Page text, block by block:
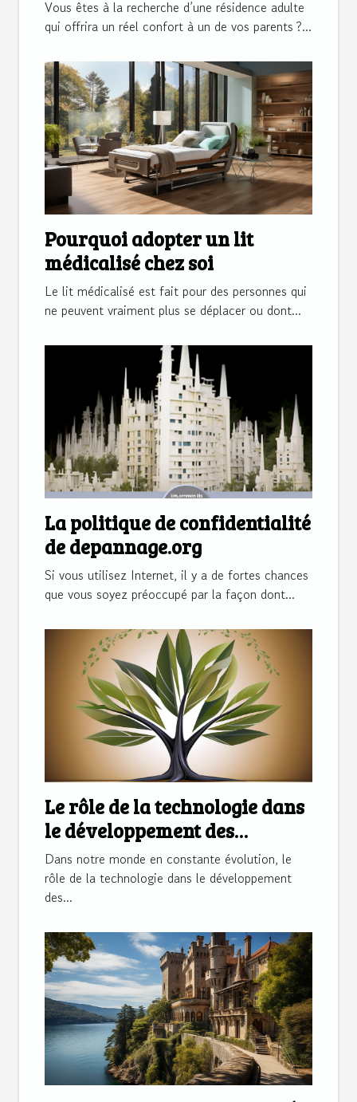
Vous êtes à la recherche d’une résidence adulte
qui offrira un réel confort à un de vos parents ?...
Pourquoi adopter un lit
médicalisé chez soi
Le lit médicalisé est fait pour des personnes qui
ne peuvent vraiment plus se déplacer ou dont...
La politique de confidentialité
de depannage.org
Si vous utilisez Internet, il y a de fortes chances
que vous soyez préoccupé par la façon dont...
Le rôle de la technologie dans
le développement des
machines à laver écologiques
Dans notre monde en constante évolution, le
rôle de la technologie dans le développement
des...